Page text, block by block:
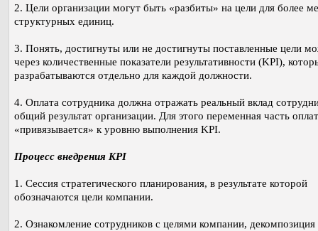
2. Цели организации могут быть «разбиты» на цели для более
структурных единиц.
3. Понять, достигнуты или не достигнуты поставленные цели
через количественные показатели результативности (KPI),
разрабатываются отдельно для каждой должности.
4. Оплата сотрудника должна отражать реальный вклад
общий результат организации. Для этого переменная часть
«привязывается» к уровню выполнения KPI.
Процесс внедрения KPI
1. Сессия стратегического планирования, в результате которой
обозначаются цели компании.
2. Ознакомление сотрудников с целями компании, декомпозиция